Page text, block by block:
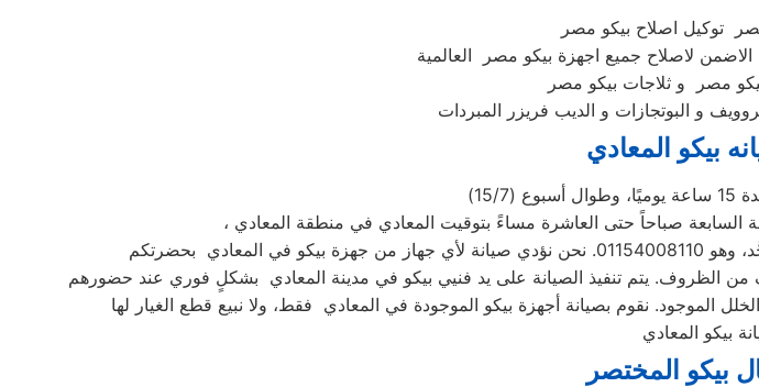
توكيل اصلاح بيكو مصر
لاصلاح جميع اجهزة بيكو مصر العالمية
مصر و ثلاجات بيكو مصر
بيكو المعادي
7)
بيكو المعادي
بيكو المختصر